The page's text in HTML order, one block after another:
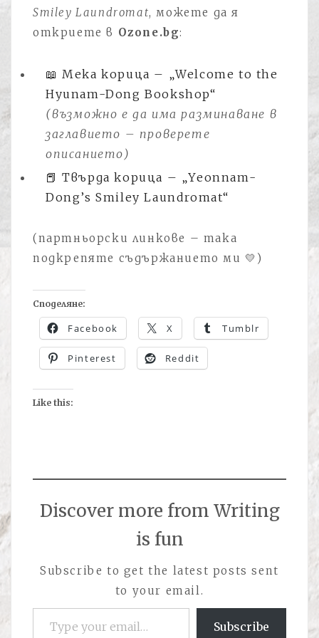
Smiley Laundromat, можете да я
откриете в Ozone.bg:
📖 Мека корица – „Welcome to the
Hyunam-Dong Bookshop“
(възможно е да има разминаване в
заглавието – проверете
описанието)
📕 Твърда корица – „Yeonnam-
Dong’s Smiley Laundromat“
(партньорски линкове – така
подкрепяте съдържанието ми 💛)
Споделяне:
Facebook X Tumblr
Pinterest Reddit
Like this:
Discover more from Writing
is fun
Subscribe to get the latest posts sent
to your email.
Type your email…
Subscribe